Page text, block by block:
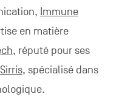
Immune
en matière
, réputé pour ses
Sirris, spécialisé dans